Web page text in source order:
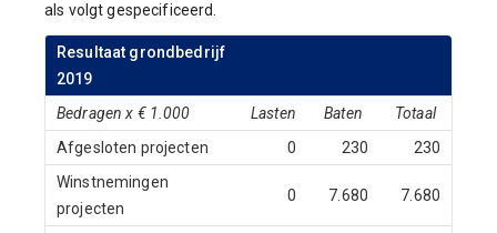
als volgt gespecificeerd.
Resultaat grondbedrijf
2019
Bedragen x € 1.000
Lasten Baten
Totaal
Afgesloten projecten
0 230
230
Winstnemingen
projecten
0 7.680 7.680